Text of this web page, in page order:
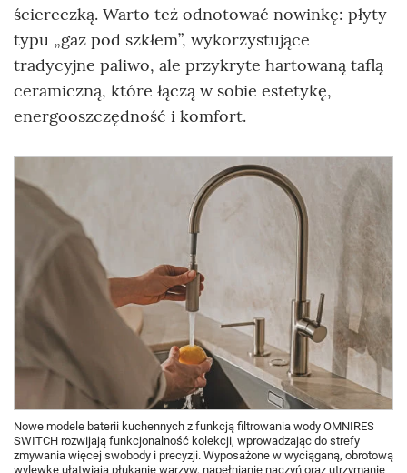
ściereczką. Warto też odnotować nowinkę: płyty
typu „gaz pod szkłem”, wykorzystujące
tradycyjne paliwo, ale przykryte hartowaną taflą
ceramiczną, które łączą w sobie estetykę,
energooszczędność i komfort.
Nowe modele baterii kuchennych z funkcją filtrowania wody OMNIRES
SWITCH rozwijają funkcjonalność kolekcji, wprowadzając do strefy
zmywania więcej swobody i precyzji. Wyposażone w wyciąganą, obrotową
wylewkę ułatwiają płukanie warzyw, napełnianie naczyń oraz utrzymanie